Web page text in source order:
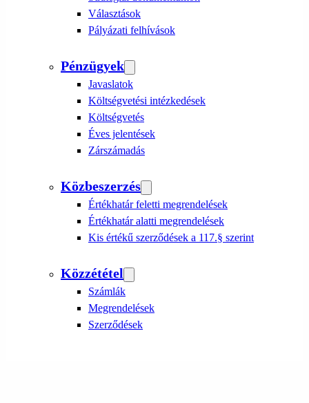
Választások
Pályázati felhívások
Pénzügyek
Javaslatok
Költségvetési intézkedések
Költségvetés
Éves jelentések
Zárszámadás
Közbeszerzés
Értékhatár feletti megrendelések
Értékhatár alatti megrendelések
Kis értékű szerződések a 117.§ szerint
Közzététel
Számlák
Megrendelések
Szerződések